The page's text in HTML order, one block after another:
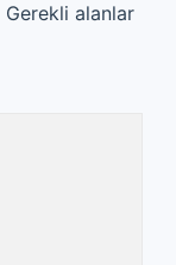
Gerekli alanlar